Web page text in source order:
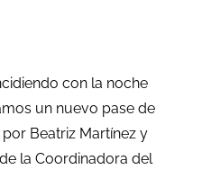
con la noche
un nuevo pase de
Beatriz Martínez y
la Coordinadora del